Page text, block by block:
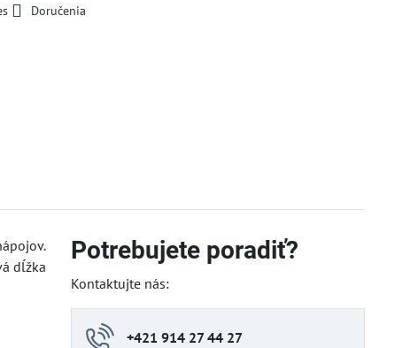
Doručenia
dĺžka
Potrebujete poradiť?
Kontaktujte nás:
+421 914 27 44 27